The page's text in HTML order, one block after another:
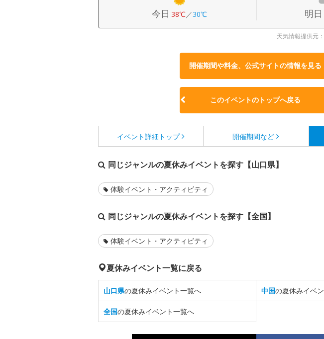
今日 38℃／30℃ 明日
天気情報提供元
開催期間や料金、公式サイトの情報を見る
このイベントのトップへ戻る
イベント詳細 トップ 開催期間など
同じジャンルの夏休みイベントを探す【山口県】
体験イベント・アクティビティ
同じジャンルの夏休みイベントを探す【全国】
体験イベント・アクティビティ
夏休みイベント一覧に戻る
山口県の夏休みイベント一覧へ 中国の夏休みイベ
全国の夏休みイベント一覧へ